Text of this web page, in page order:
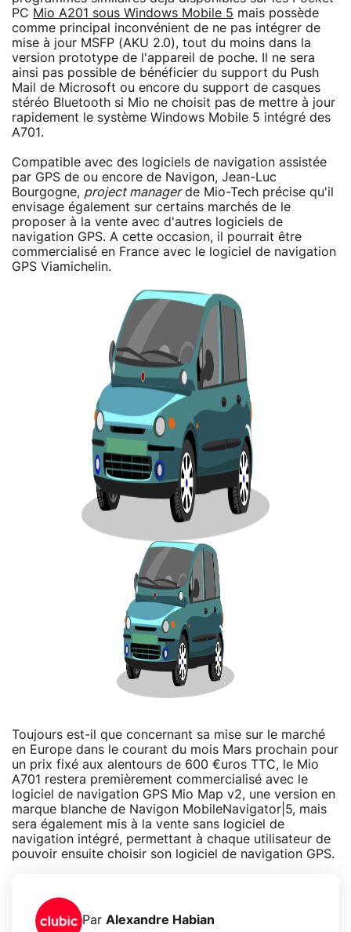
PC Mio A201 sous Windows Mobile 5 mais possède
comme principal inconvénient de ne pas intégrer de
mise à jour MSFP (AKU 2.0), tout du moins dans la
version prototype de l'appareil de poche. Il ne sera
ainsi pas possible de bénéficier du support du Push
Mail de Microsoft ou encore du support de casques
stéréo Bluetooth si Mio ne choisit pas de mettre à jour
rapidement le système Windows Mobile 5 intégré des
A701.
Compatible avec des logiciels de navigation assistée
par GPS de ou encore de Navigon, Jean-Luc
Bourgogne, project managerde Mio-Tech précise qu'il
envisage également sur certains marchés de le
proposer à la vente avec d'autres logiciels de
navigation GPS. A cette occasion, il pourrait être
commercialisé en France avec le logiciel de navigation
GPS Viamichelin.
Toujours est-il que concernant sa mise sur le marché
en Europe dans le courant du mois Mars prochain pour
un prix fixé aux alentours de 600 €uros TTC, le Mio
A701 restera premièrement commercialisé avec le
logiciel de navigation GPS Mio Map v2, une version en
marque blanche de Navigon MobileNavigator|5, mais
sera également mis à la vente sans logiciel de
navigation intégré, permettant à chaque utilisateur de
pouvoir ensuite choisir son logiciel de navigation GPS.
Par Alexandre Habian